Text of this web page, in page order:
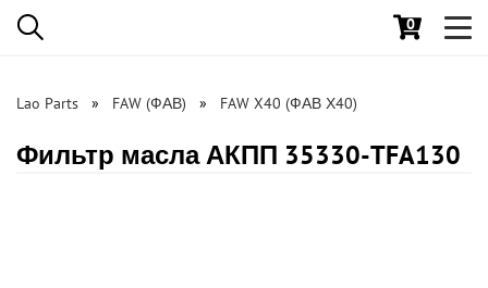
0
Lao Parts FAW (ФАВ) FAW X40 (ФАВ Х40)
Фильтр масла АКПП 35330-TFA130